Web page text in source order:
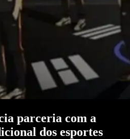
parceria com a
dos esportes